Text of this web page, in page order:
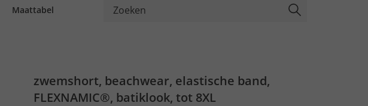
Maattabel
zwemshort, beachwear, elastische band,
FLEXNAMIC®, batiklook, tot 8XL